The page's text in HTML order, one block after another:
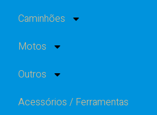
Caminhões
Motos
Outros
Acessórios / Ferramentas